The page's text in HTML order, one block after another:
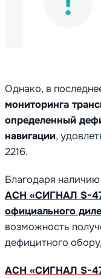
Однако, в
мониторинга
определенный
навигации,
2216.
Благодаря
АСН «СИГНАЛ S-
официального
возможность
дефицитного
АСН «СИГНАЛ S-